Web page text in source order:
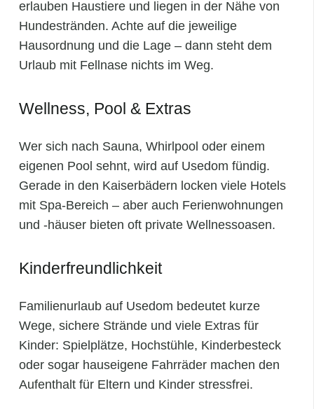
erlauben Haustiere und liegen in der Nähe von
Hundestränden. Achte auf die jeweilige
Hausordnung und die Lage – dann steht dem
Urlaub mit Fellnase nichts im Weg.
Wellness, Pool & Extras
Wer sich nach Sauna, Whirlpool oder einem
eigenen Pool sehnt, wird auf Usedom fündig.
Gerade in den Kaiserbädern locken viele Hotels
mit Spa-Bereich – aber auch Ferienwohnungen
und -häuser bieten oft private Wellnessoasen.
Kinderfreundlichkeit
Familienurlaub auf Usedom bedeutet kurze
Wege, sichere Strände und viele Extras für
Kinder: Spielplätze, Hochstühle, Kinderbesteck
oder sogar hauseigene Fahrräder machen den
Aufenthalt für Eltern und Kinder stressfrei.